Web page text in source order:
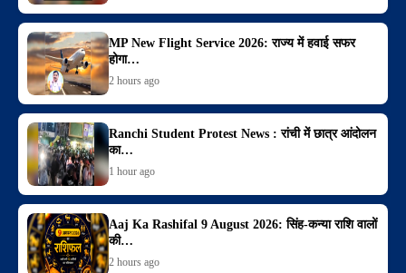
MP New Flight Service 2026: राज्य में हवाई सफर
होगा…
2 hours ago
Ranchi Student Protest News : रांची में छात्र आंदोलन
का…
1 hour ago
Aaj Ka Rashifal 9 August 2026: सिंह-कन्या राशि वालों
की…
2 hours ago